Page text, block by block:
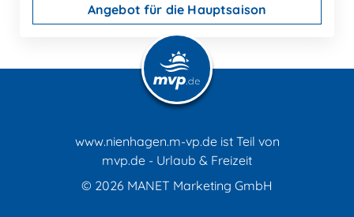
Angebot für die Hauptsaison
www.nienhagen.m-vp.de ist Teil von
mvp.de - Urlaub & Freizeit
© 2026 MANET Marketing GmbH